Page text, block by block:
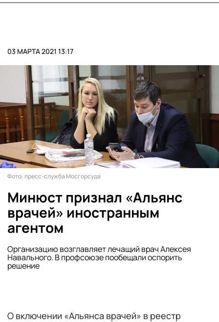
03 МАРТА 2021 13:17
Фото: пресс-служба Мосгорсуда
Минюст признал «Альянс
врачей» иностранным
агентом
Организацию возглавляет лечащий врач Алексея
Навального. В профсоюзе пообещали оспорить
решение
О включении «Альянса врачей» в реестр